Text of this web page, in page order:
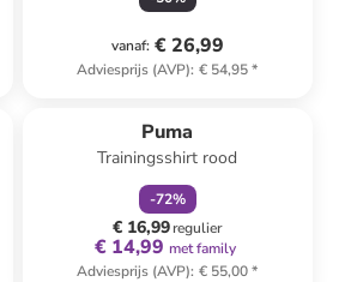
vanaf: € 26,99
Adviesprijs (AVP): € 54,95*
Puma
Trainingsshirt rood
-72%
€ 16,99regulier
€ 14,99 met family
Adviesprijs (AVP): € 55,00*